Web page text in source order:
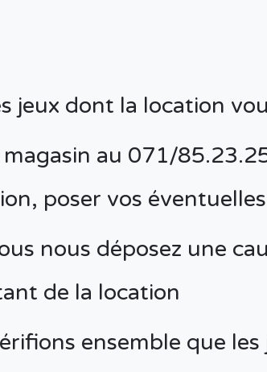
jeux dont la location
au 071/
poser vos
nous déposez une
de la location
ensemble que